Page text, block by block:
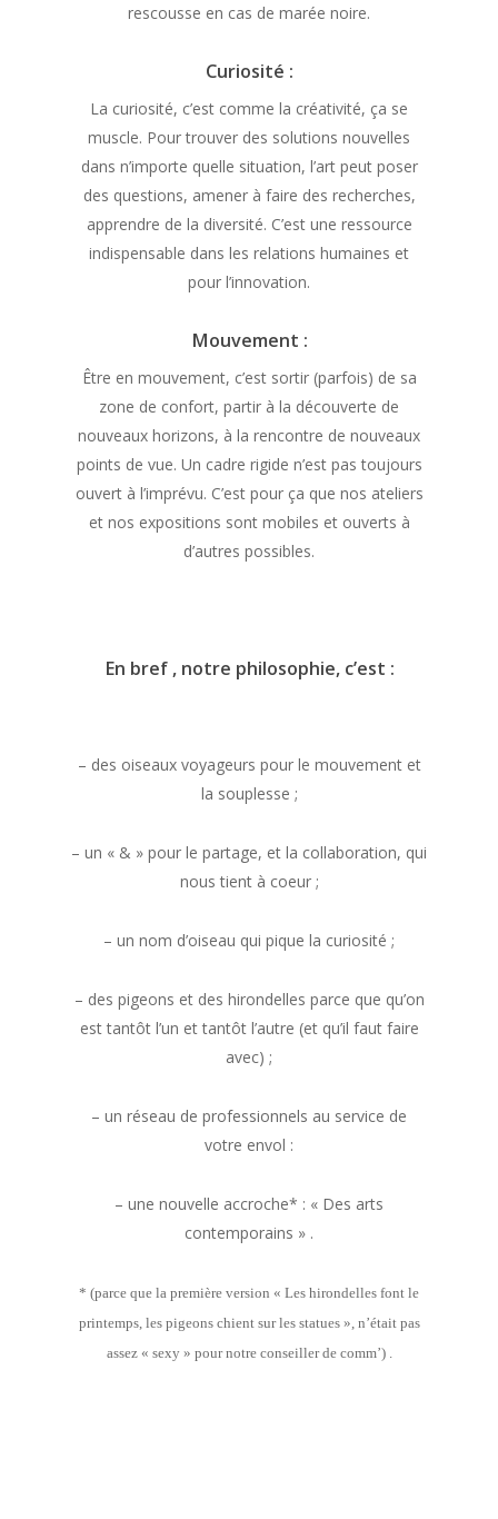
rescousse en cas de marée noire.
Curiosité :
La curiosité, c’est comme la créativité, ça se
muscle. Pour trouver des solutions nouvelles
dans n’importe quelle situation, l’art peut poser
des questions, amener à faire des recherches,
apprendre de la diversité. C’est une ressource
indispensable dans les relations humaines et
pour l’innovation.
Mouvement :
Être en mouvement, c’est sortir (parfois) de sa
zone de confort, partir à la découverte de
nouveaux horizons, à la rencontre de nouveaux
points de vue. Un cadre rigide n’est pas toujours
ouvert à l’imprévu. C’est pour ça que nos ateliers
et nos expositions sont mobiles et ouverts à
d’autres possibles.
En bref , notre philosophie, c’est :
– des oiseaux voyageurs pour le mouvement et
la souplesse ;
– un « & » pour le partage, et la collaboration, qui
nous tient à coeur ;
– un nom d’oiseau qui pique la curiosité ;
– des pigeons et des hirondelles parce que qu’on
est tantôt l’un et tantôt l’autre (et qu’il faut faire
avec) ;
– un réseau de professionnels au service de
votre envol :
– une nouvelle accroche* : « Des arts
contemporains » .
* (parce que la première version « Les hirondelles font le
printemps, les pigeons chient sur les statues », n’était pas
assez « sexy » pour notre conseiller de comm’) .